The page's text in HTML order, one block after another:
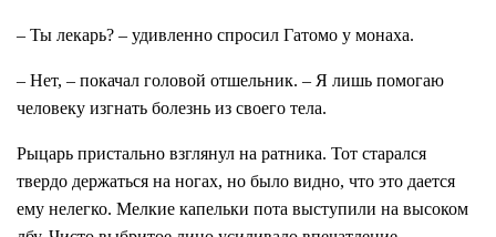
– Ты лекарь? – удивленно спросил Гатомо у монаха.
– Нет, – покачал головой отшельник. – Я лишь помогаю
человеку изгнать болезнь из своего тела.
Рыцарь пристально взглянул на ратника. Тот старался
твердо держаться на ногах, но было видно, что это дается
ему нелегко. Мелкие капельки пота выступили на высоком